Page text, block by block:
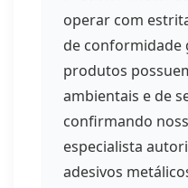
operar com
de conformidade
produtos
ambientais e de
confirmando
especialista
adesivos